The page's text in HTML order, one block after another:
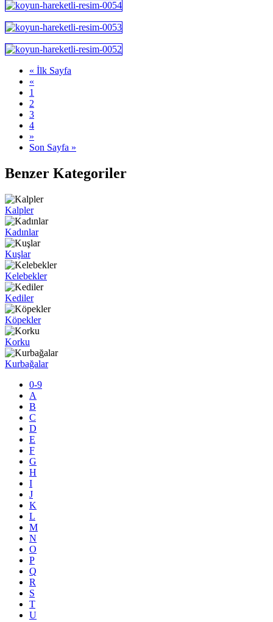
« İlk Sayfa
«
1
2
3
4
»
Son Sayfa »
Benzer Kategoriler
Kalpler
Kadınlar
Kuşlar
Kelebekler
Kediler
Köpekler
Korku
Kurbağalar
0-9
A
B
C
D
E
F
G
H
I
J
K
L
M
N
O
P
Q
R
S
T
U